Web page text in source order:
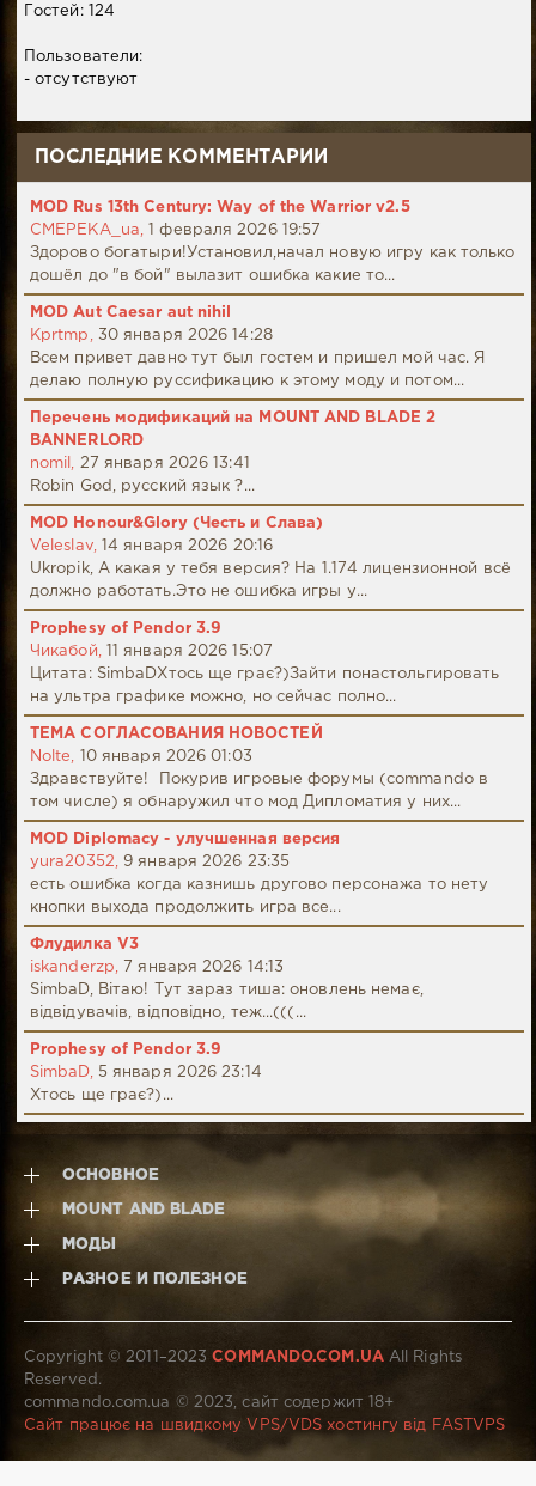
Гостей: 124
Пользователи:
- отсутствуют
ПОСЛЕДНИЕ КОММЕНТАРИИ
MOD Rus 13th Century: Way of the Warrior v2.5
CMEPEKA_ua,
1 февраля 2026 19:57
Здорово богатыри!Установил,начал новую игру как только
дошёл до "в бой" вылазит ошибка какие то...
MOD Aut Caesar aut nihil
Kprtmp,
30 января 2026 14:28
Всем привет давно тут был гостем и пришел мой час. Я
делаю полную руссификацию к этому моду и потом...
Перечень модификаций на MOUNT AND BLADE 2
BANNERLORD
nomil,
27 января 2026 13:41
Robin God, русский язык ?...
MOD Honour&Glory (Честь и Слава)
Veleslav,
14 января 2026 20:16
Ukropik, А какая у тебя версия? На 1.174 лицензионной всё
должно работать.Это не ошибка игры у...
Prophesy of Pendor 3.9
Чикабой,
11 января 2026 15:07
Цитата: SimbaDХтось ще грає?)Зайти понастольгировать
на ультра графике можно, но сейчас полно...
ТЕМА СОГЛАСОВАНИЯ НОВОСТЕЙ
Nolte,
10 января 2026 01:03
Здравствуйте! Покурив игровые форумы (commando в
том числе) я обнаружил что мод Дипломатия у них...
MOD Diplomacy - улучшенная версия
yura20352,
9 января 2026 23:35
есть ошибка когда казнишь другово персонажа то нету
кнопки выхода продолжить игра все...
Флудилка V3
iskanderzp,
7 января 2026 14:13
SimbaD, Вітаю! Тут зараз тиша: оновлень немає,
відвідувачів, відповідно, теж...(((...
Prophesy of Pendor 3.9
SimbaD,
5 января 2026 23:14
Хтось ще грає?)...
ОСНОВНОЕ
MOUNT AND BLADE
МОДЫ
РАЗНОЕ И ПОЛЕЗНОЕ
Copyright © 2011–2023COMMANDO.COM.UAAll Rights
Reserved.
commando.com.ua © 2023, сайт содержит 18+
Сайт працює на швидкому VPS/VDS хостингу від FASTVPS